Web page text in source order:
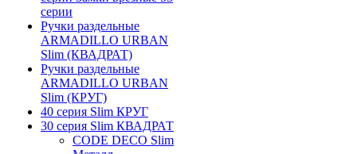
серии
Ручки раздельные
ARMADILLO URBAN
Slim (КВАДРАТ)
Ручки раздельные
ARMADILLO URBAN
Slim (КРУГ)
40 серия Slim КРУГ
30 серия Slim КВАДРАТ
CODE DECO Slim